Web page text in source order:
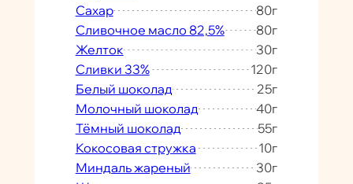
Сахар
80г
Сливочное масло 82,5%
80г
Желток
30г
Сливки 33%
120г
Белый шоколад
25г
Молочный шоколад
40г
Тёмный шоколад
55г
Кокосовая стружка
10г
Миндаль жареный
30г